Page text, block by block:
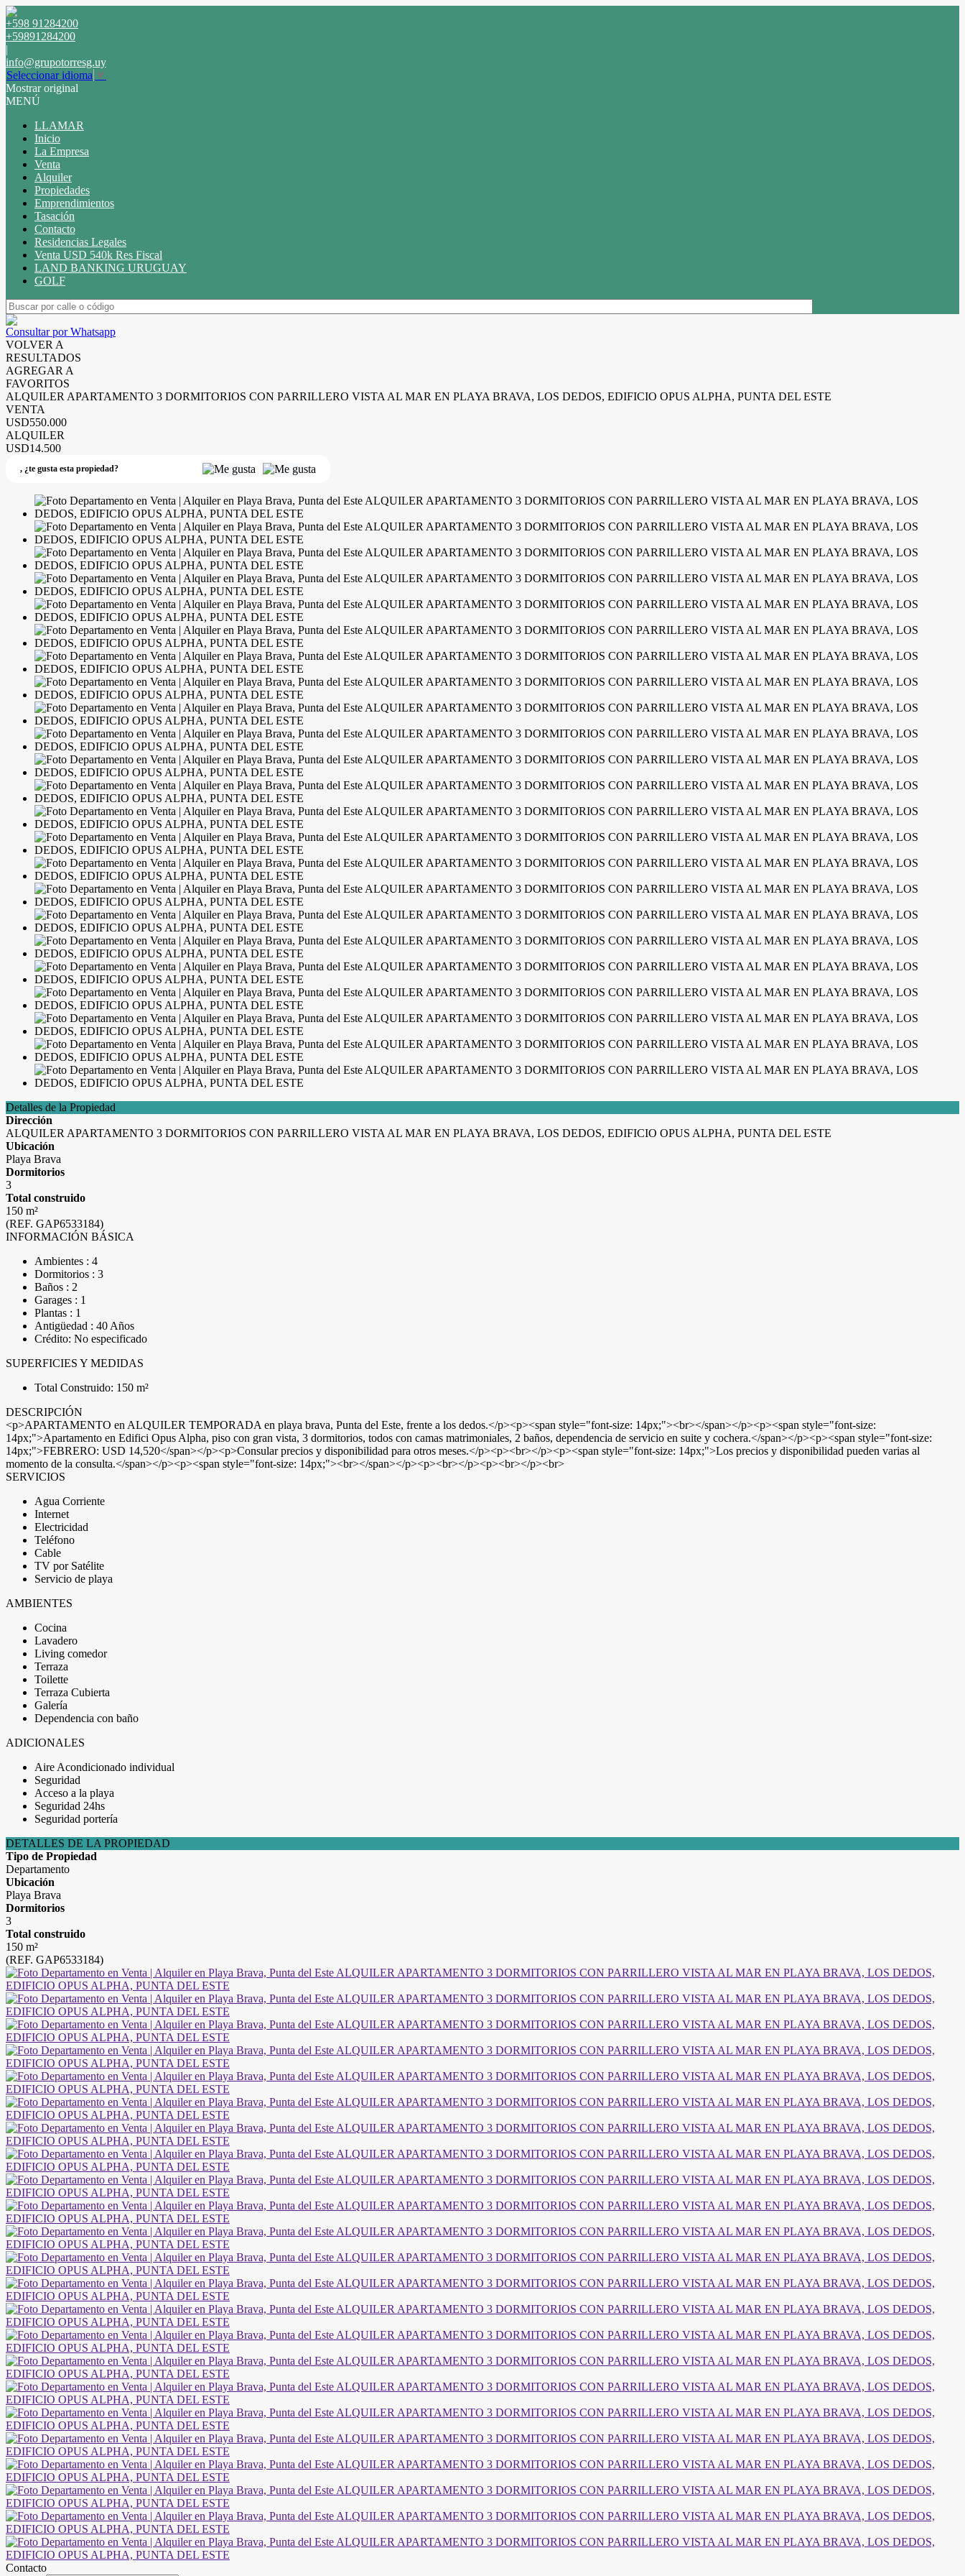
+598 91284200
+59891284200
|
info@grupotorresg.uy
Seleccionar idioma ▼
Mostrar original
MENÚ
LLAMAR
Inicio
La Empresa
Venta
Alquiler
Propiedades
Emprendimientos
Tasación
Contacto
Residencias Legales
Venta USD 540k Res Fiscal
LAND BANKING URUGUAY
GOLF
Consultar por Whatsapp
VOLVER A
RESULTADOS
AGREGAR A
FAVORITOS
ALQUILER APARTAMENTO 3 DORMITORIOS CON PARRILLERO VISTA AL MAR EN PLAYA BRAVA, LOS DEDOS, EDIFICIO OPUS ALPHA, PUNTA DEL ESTE
VENTA
USD550.000
ALQUILER
USD14.500
, ¿te gusta esta propiedad?
Detalles de la Propiedad
Dirección
ALQUILER APARTAMENTO 3 DORMITORIOS CON PARRILLERO VISTA AL MAR EN PLAYA BRAVA, LOS DEDOS, EDIFICIO OPUS ALPHA, PUNTA DEL ESTE
Ubicación
Playa Brava
Dormitorios
3
Total construido
150 m²
(REF. GAP6533184)
INFORMACIÓN BÁSICA
Ambientes : 4
Dormitorios : 3
Baños : 2
Garages : 1
Plantas : 1
Antigüedad : 40 Años
Crédito: No especificado
SUPERFICIES Y MEDIDAS
Total Construido: 150 m²
DESCRIPCIÓN
<p>APARTAMENTO en ALQUILER TEMPORADA en playa brava, Punta del Este, frente a los dedos.</p><p><span style="font-size: 14px;"><br></span></p><p><span style="font-size:
14px;">Apartamento en Edifici Opus Alpha, piso con gran vista, 3 dormitorios, todos con camas matrimoniales, 2 baños, dependencia de servicio en suite y cochera.</span></p><p><span style="font-size:
14px;">FEBRERO: USD 14,520</span></p><p>Consular precios y disponibilidad para otros meses.</p><p><br></p><p><span style="font-size: 14px;">Los precios y disponibilidad pueden varias al
momento de la consulta.</span></p><p><span style="font-size: 14px;"><br></span></p><p><br></p><p><br></p><br>
SERVICIOS
Agua Corriente
Internet
Electricidad
Teléfono
Cable
TV por Satélite
Servicio de playa
AMBIENTES
Cocina
Lavadero
Living comedor
Terraza
Toilette
Terraza Cubierta
Galería
Dependencia con baño
ADICIONALES
Aire Acondicionado individual
Seguridad
Acceso a la playa
Seguridad 24hs
Seguridad portería
DETALLES DE LA PROPIEDAD
Tipo de Propiedad
Departamento
Ubicación
Playa Brava
Dormitorios
3
Total construido
150 m²
(REF. GAP6533184)
Contacto